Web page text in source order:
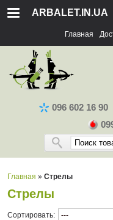
ARBALET.IN.UA
Главная
096 602 16 90
Главная » Стрелы
Стрелы
Сортировать: